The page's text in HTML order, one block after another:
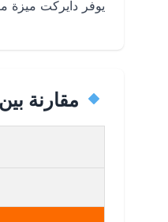
يوفر دايركت ميزة
مقارنة